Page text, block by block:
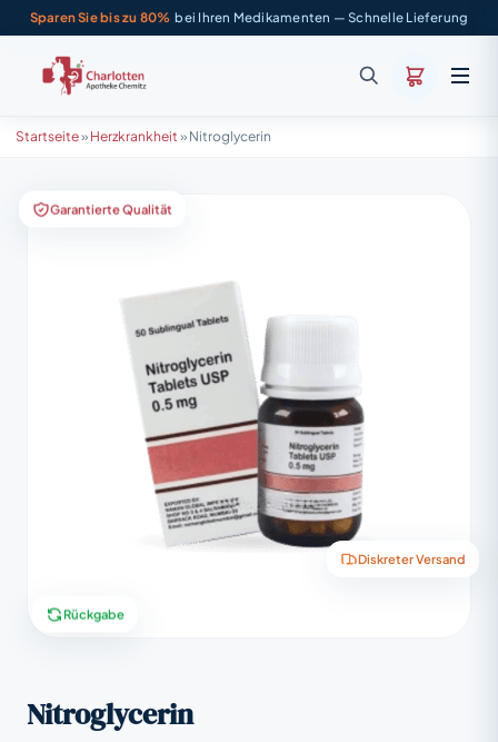
Sparen Sie bis zu 80% bei Ihren Medikamenten — Schnelle Lieferung
Startseite» Herzkrankheit » Nitroglycerin
Garantierte Qualität
Diskreter Versand
Rückgabe
Nitroglycerin